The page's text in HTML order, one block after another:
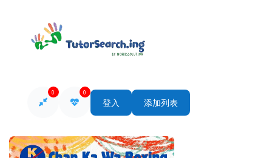
0 0
登入 添加列表